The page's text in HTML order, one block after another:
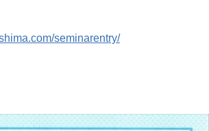
seminarentry/